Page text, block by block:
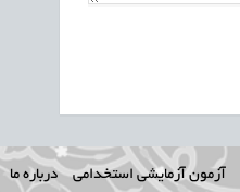
آزمون آزمایشی استخدامی درباره ما